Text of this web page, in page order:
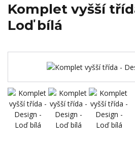
Komplet vyšší
Loď bílá